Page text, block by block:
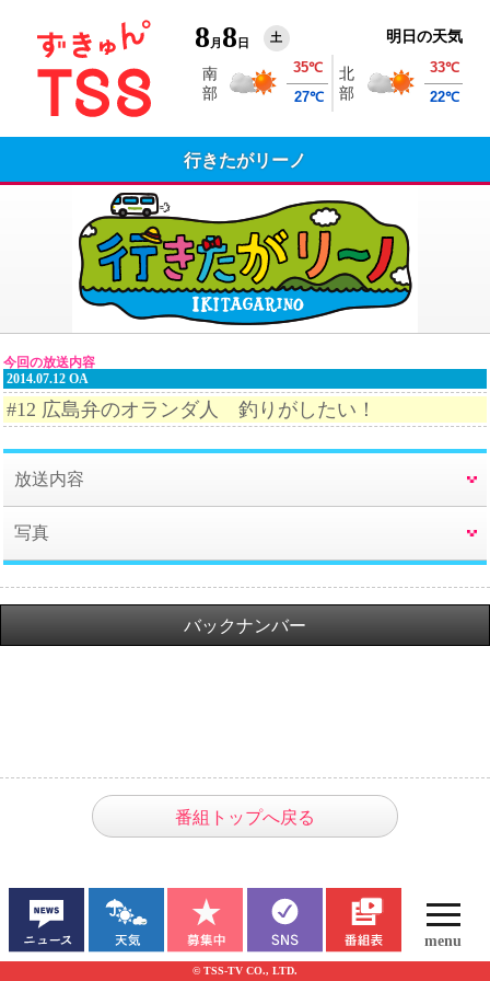
8 月 8 日 土 明日の天気
行きたがリーノ
今回の放送内容
2014.07.12 OA
#12 広島弁のオランダ人 釣りがしたい！
放送内容
写真
バックナンバー
番組トップへ戻る
© TSS-TV CO., LTD.